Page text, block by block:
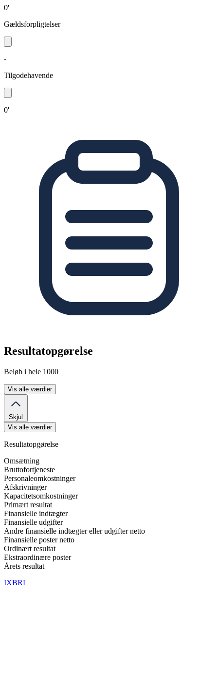
0'
Gældsforpligtelser
-
Tilgodehavende
0'
Resultatopgørelse
Beløb i hele 1000
Vis alle værdier
Skjul
Vis alle værdier
Resultatopgørelse
Omsætning
Bruttofortjeneste
Personaleomkostninger
Afskrivninger
Kapacitetsomkostninger
Primært resultat
Finansielle indtægter
Finansielle udgifter
Andre finansielle indtægter eller udgifter netto
Finansielle poster netto
Ordinært resultat
Ekstraordinære poster
Årets resultat
IXBRL